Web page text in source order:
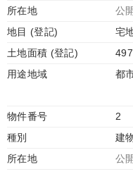
所在地
公
地目 (登記)
宅
土地面積 (登記)
用途地域
都
物件番号
2
種別
建
所在地
公